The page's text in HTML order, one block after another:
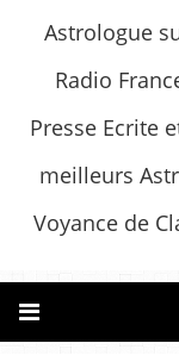
Astrologue
Radio
Presse Ecrite
meilleurs
Voyance de